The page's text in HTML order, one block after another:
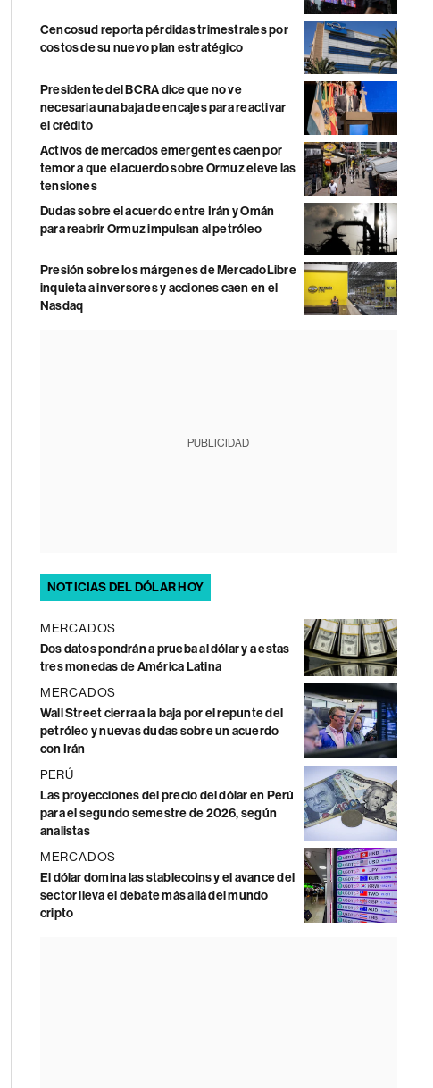
Cencosud reporta pérdidas trimestrales por
costos de su nuevo plan estratégico
Presidente del BCRA dice que no ve
necesaria una baja de encajes para reactivar
el crédito
Activos de mercados emergentes caen por
temor a que el acuerdo sobre Ormuz eleve las
tensiones
Dudas sobre el acuerdo entre Irán y Omán
para reabrir Ormuz impulsan al petróleo
Presión sobre los márgenes de MercadoLibre
inquieta a inversores y acciones caen en el
Nasdaq
PUBLICIDAD
NOTICIAS DEL DÓLAR HOY
MERCADOS
Dos datos pondrán a prueba al dólar y a estas
tres monedas de América Latina
MERCADOS
Wall Street cierra a la baja por el repunte del
petróleo y nuevas dudas sobre un acuerdo
con Irán
PERÚ
Las proyecciones del precio del dólar en Perú
para el segundo semestre de 2026, según
analistas
MERCADOS
El dólar domina las stablecoins y el avance del
sector lleva el debate más allá del mundo
cripto